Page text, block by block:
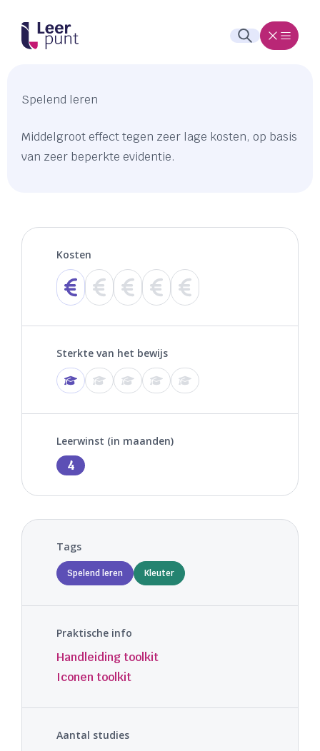
Spelend leren
Middelgroot effect tegen zeer lage kosten, op basis
van zeer beperkte evidentie.
Kosten
Sterkte van het bewijs
Leerwinst (in maanden)
4
Tags
Spelend leren Kleuter
Praktische info
Handleiding toolkit
Iconen toolkit
Aantal studies